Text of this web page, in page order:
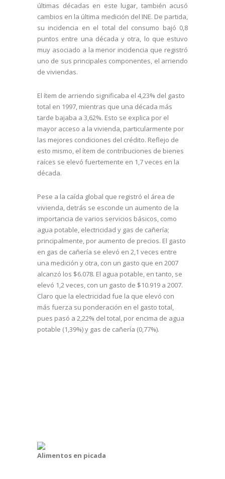
últimas décadas en este lugar, también acusó
cambios en la última medición del INE. De partida,
su incidencia en el total del consumo bajó 0,8
puntos entre una década y otra, lo que estuvo
muy asociado a la menor incidencia que registró
uno de sus principales componentes, el arriendo
de viviendas.
El ítem de arriendo significaba el 4,23% del gasto
total en 1997, mientras que una década más
tarde bajaba a 3,62%. Esto se explica por el
mayor acceso a la vivienda, particularmente por
las mejores condiciones del crédito. Reflejo de
esto mismo, el ítem de contribuciones de bienes
raíces se elevó fuertemente en 1,7 veces en la
década.
Pese a la caída global que registró el área de
vivienda, detrás se esconde un aumento de la
importancia de varios servicios básicos, como
agua potable, electricidad y gas de cañería;
principalmente, por aumento de precios. El gasto
en gas de cañería se elevó en 2,1 veces entre
una medición y otra, con un gasto que en 2007
alcanzó los $6.078. El agua potable, en tanto, se
elevó 1,2 veces, con un gasto de $10.919 a 2007.
Claro que la electricidad fue la que elevó con
más fuerza su ponderación en el gasto total,
pues pasó a 2,22% del total, por encima de agua
potable (1,39%) y gas de cañería (0,77%).
Alimentos en picada